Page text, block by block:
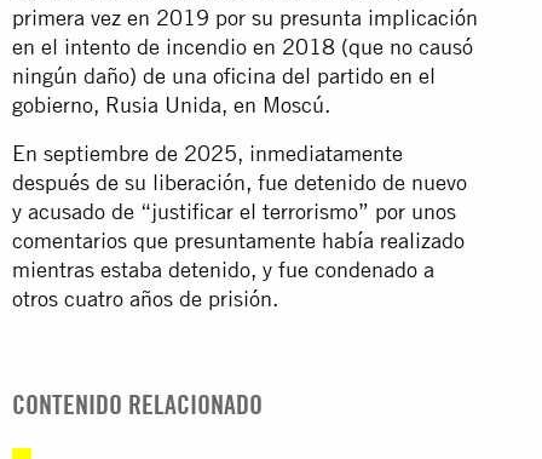
primera vez en 2019 por su presunta implicación
en el intento de incendio en 2018 (que no causó
ningún daño) de una oficina del partido en el
gobierno, Rusia Unida, en Moscú.
En septiembre de 2025, inmediatamente
después de su liberación, fue detenido de nuevo
y acusado de “justificar el terrorismo” por unos
comentarios que presuntamente había realizado
mientras estaba detenido, y fue condenado a
otros cuatro años de prisión.
CONTENIDO RELACIONADO